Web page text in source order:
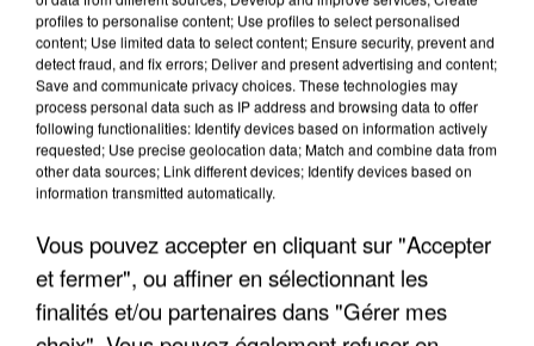
LES INTERVIEWS CHANTE
FRANCE
Voir plus
"JE SUIS À DISPOSITION DES
ENFOIRÉS"
"ON A TOUS LE TRAC"
profiles to personalise content; Use profiles to select personalised
content; Use limited data to select content; Ensure security, prevent and
detect fraud, and fix errors; Deliver and present advertising and content;
Save and communicate privacy choices. These technologies may
process personal data such as IP address and browsing data to offer
following functionalities: Identify devices based on information actively
requested; Use precise geolocation data; Match and combine data from
other data sources; Link different devices; Identify devices based on
information transmitted automatically.
Vous pouvez accepter en cliquant sur "Accepter
et fermer", ou affiner en sélectionnant les
finalités et/ou partenaires dans "Gérer mes